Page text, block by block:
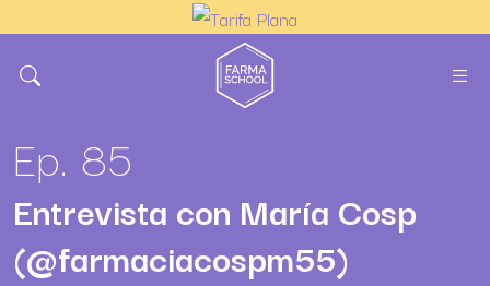
Ep. 85
Entrevista con María Cosp
(@farmaciacospm55)